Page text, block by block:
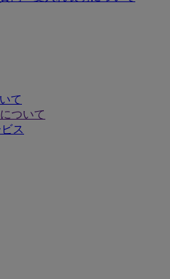
て
ついて
ス